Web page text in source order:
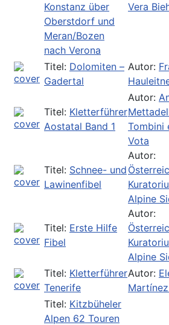
Konstanz über
Oberstdorf und
Meran/Bozen
nach Verona
Vera
Titel: Dolomiten –
Gadertal
Autor:
Titel: Kletterführer
Aostatal Band 1
Autor:
Tombini
Vota
Titel: Schnee- und
Lawinenfibel
Autor:
Alpine
Titel: Erste Hilfe
Fibel
Autor:
Alpine
Titel: Kletterführer
Tenerife
Autor:
Titel: Kitzbüheler
Alpen 62 Touren